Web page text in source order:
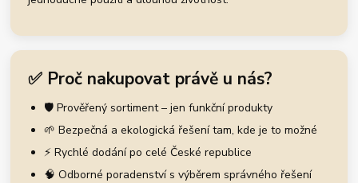
✅ Proč nakupovat právě u nás?
🛡️ Prověřený sortiment – jen funkční produkty
🌱 Bezpečná a ekologická řešení tam, kde je to možné
⚡ Rychlé dodání po celé České republice
🧠 Odborné poradenství s výběrem správného řešení